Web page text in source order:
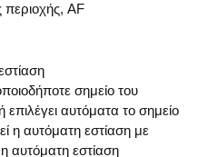
περιοχής, AF
σημείο του
αυτόματα το σημείο
η αυτόματη εστίαση με
αυτόματη εστίαση